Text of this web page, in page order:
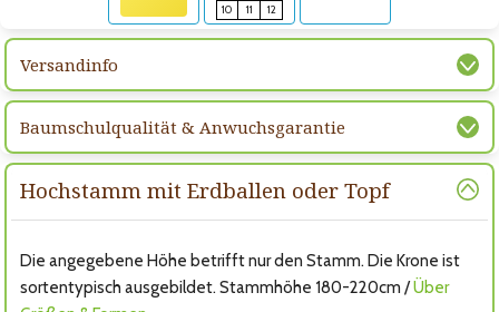
10
11 12
Versandinfo
Baumschulqualität & Anwuchsgarantie
Hochstamm mit Erdballen oder Topf
Die angegebene Höhe betrifft nur den Stamm. Die Krone ist
sortentypisch ausgebildet. Stammhöhe 180-220cm /Über